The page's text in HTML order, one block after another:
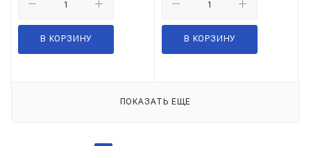
В КОРЗИНУ В КОРЗИНУ
ПОКАЗАТЬ ЕЩЕ